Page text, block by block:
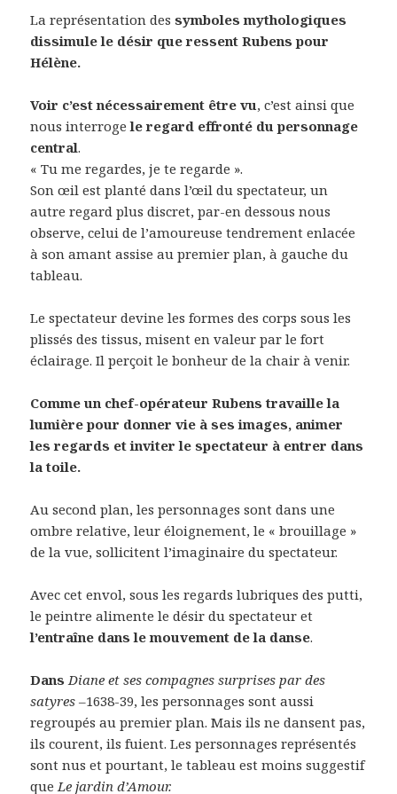
La représentation dessymboles mythologiques
dissimule le désir que ressent Rubens pour
Hélène.
Voir c’est nécessairement être vu, c’est ainsi que
nous interrogele regard effronté du personnage
central.
« Tu me regardes, je te regarde ».
Son œil est planté dans l’œil du spectateur, un
autre regard plus discret, par-en dessous nous
observe, celui de l’amoureuse tendrement enlacée
à son amant assise au premier plan, à gauche du
tableau.
Le spectateur devine les formes des corps sous les
plissés des tissus, misent en valeur par le fort
éclairage. Il perçoit le bonheur de la chair à venir.
Comme un chef-opérateur Rubens travaille la
lumière pour donner vie à ses images, animer
les regards et inviter le spectateur à entrer dans
la toile.
Au second plan, les personnages sont dans une
ombre relative, leur éloignement, le « brouillage »
de la vue, sollicitent l’imaginaire du spectateur.
Avec cet envol, sous les regards lubriques des putti,
le peintre alimente le désir du spectateur et
l’entraîne dans le mouvement de la danse.
Dans Diane et ses compagnes surprises par des
satyres –1638-39, les personnages sont aussi
regroupés au premier plan. Mais ils ne dansent pas,
ils courent, ils fuient. Les personnages représentés
sont nus et pourtant, le tableau est moins suggestif
que Le jardin d’Amour.